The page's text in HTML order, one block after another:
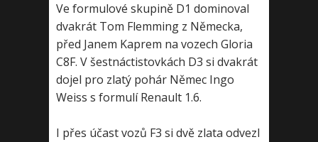
Ve formulové skupině D1 dominoval
dvakrát Tom Flemming z Německa,
před Janem Kaprem na vozech Gloria
C8F. V šestnáctistovkách D3 si dvakrát
dojel pro zlatý pohár Němec Ingo
Weiss s formulí Renault 1.6.
I přes účast vozů F3 si dvě zlata odvezl